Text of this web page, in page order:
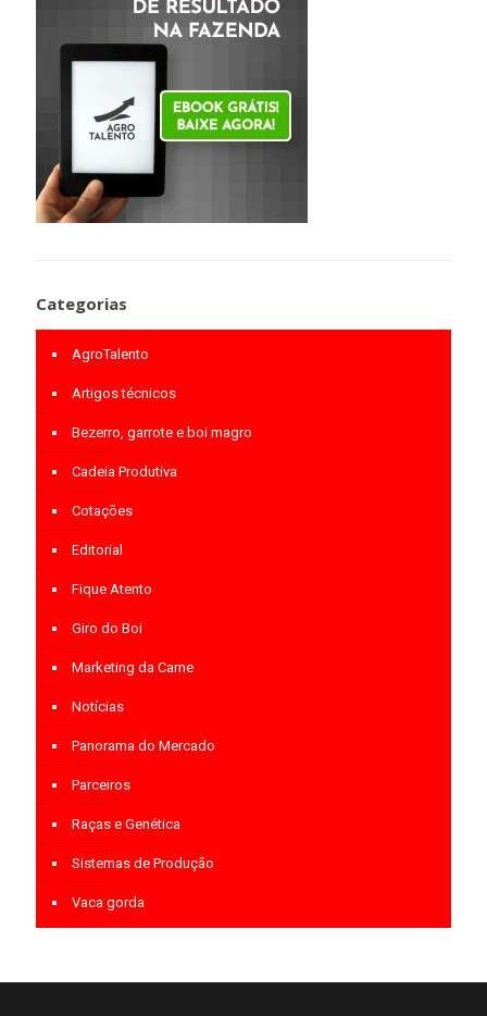
Categorias
AgroTalento
Artigos técnicos
Bezerro, garrote e boi magro
Cadeia Produtiva
Cotações
Editorial
Fique Atento
Giro do Boi
Marketing da Carne
Notícias
Panorama do Mercado
Parceiros
Raças e Genética
Sistemas de Produção
Vaca gorda